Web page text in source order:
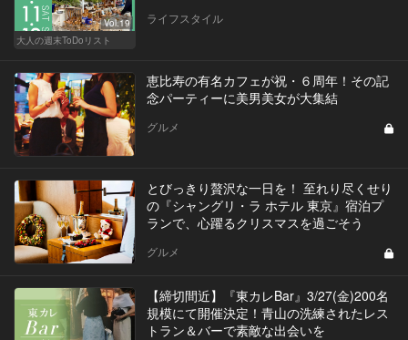
Vol.19
大人の週末ToDoリスト
ライフスタイル
恵比寿の有名カフェが祝・６周年！その記
念パーティーに美男美女が大集結
グルメ
とびっきり贅沢な一日を！ 至れり尽くせり
の『シャングリ・ラ ホテル 東京』宿泊プ
ランで、心躍るクリスマスを過ごそう
グルメ
【締切間近】『東カレBar』3/27(金)200名
規模にて開催決定！青山の洗練されたレス
トラン＆バーで素敵な出会いを